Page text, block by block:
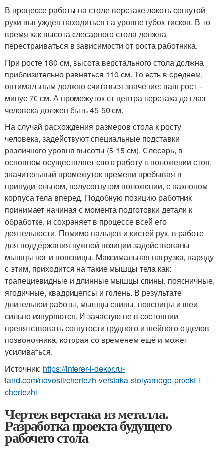
В процессе работы на столе-верстаке локоть согнутой
руки вынужден находиться на уровне губок тисков. В то
время как высота слесарного стола должна
перестраиваться в зависимости от роста работника.
При росте 180 см, высота верстального стола должна
приблизительно равняться 110 см. То есть в среднем,
оптимальным должно считаться значение: ваш рост –
минус 70 см. А промежуток от центра верстака до глаз
человека должен быть 45-50 см.
На случай расхождения размеров стола к росту
человека, задействуют специальные подставки
различного уровня высоты (5-15 см). Слесарь, в
основном осуществляет свою работу в положении стоя,
значительный промежуток времени пребывая в
принудительном, полусогнутом положении, с наклоном
корпуса тела вперед. Подобную позицию работник
принимает начиная с момента подготовки детали к
обработке, и сохраняет в процессе всей его
деятельности. Помимо пальцев и кистей рук, в работе
для поддержания нужной позиции задействованы
мышцы ног и поясницы. Максимальная нагрузка, наряду
с этим, приходится на такие мышцы тела как:
трапециевидные и длинные мышцы спины, поясничные,
ягодичные, квадрицепсы и голень. В результате
длительной работы, мышцы спины, поясницы и шеи
сильно изнуряются. И зачастую не в состоянии
препятствовать согнутости грудного и шейного отделов
позвоночника, которая со временем ещё и может
усиливаться.
Источник: https://interer-i-dekor.ru-
land.com/novosti/chertezh-verstaka-stolyarnogo-proekt-i-
chertezhi
Чертеж верстака из металла.
Разработка проекта будущего
рабочего стола